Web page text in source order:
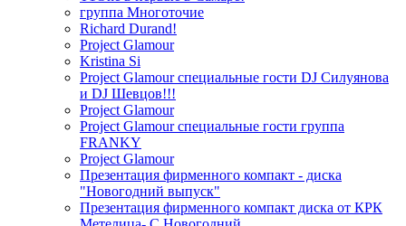
группа Многоточие
Richard Durand!
Project Glamour
Kristina Si
Project Glamour специальные гости DJ Силуянова
и DJ Шевцов!!!
Project Glamour
Project Glamour специальные гости группа
FRANKY
Project Glamour
Презентация фирменного компакт - диска
"Новогодний выпуск"
Презентация фирменного компакт диска от КРК